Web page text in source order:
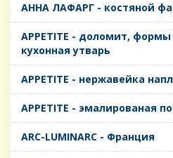
AHHA ЛАФАРГ - костяной
APPETITE - доломит,
кухонная утварь
APPETITE - нержавейка
APPETITE - эмалированая
ARC-LUMINARC - Франция